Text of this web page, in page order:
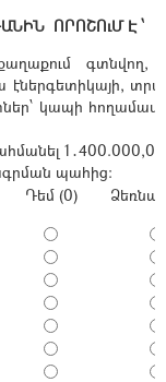
ՈՐՈՇՈւՄ Է ՝
գտնվող,
էներգետիկայի,
կապի
1․400.000,0
պահից։
Դեմ (0)